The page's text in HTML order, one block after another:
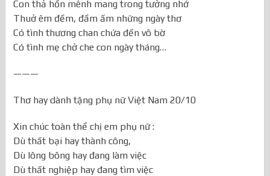
Con thả hồn mênh mang trong tưởng nhớ
Thuở êm đềm, đầm ấm những ngày thơ
Có tình thương chan chứa đến vô bờ
Có tình mẹ chở che con ngày tháng…
———
Thơ hay dành tặng phụ nữ Việt Nam 20/10
Xin chúc toàn thể chị em phụ nữ :
Dù thất bại hay thành công,
Dù lông bông hay đang làm việc
Dù thất nghiệp hay đang tìm việc